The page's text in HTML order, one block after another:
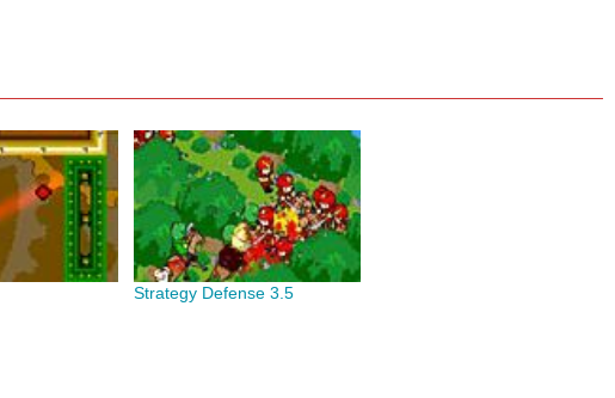
Strategy Defense 3.5